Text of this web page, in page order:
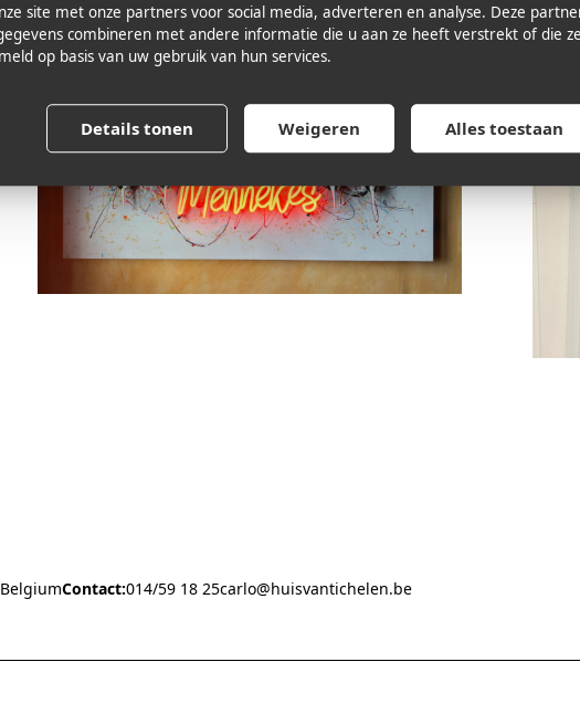
site met onze partners voor social media, adverteren en analyse. Deze
combineren met andere informatie die u aan ze heeft verstrekt of die ze
op basis van uw gebruik van hun services.
Details tonen Weigeren Alles toestaan
Contact:014/59 18 25carlo@huisvantichelen.be